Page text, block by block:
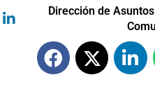
Dirección de